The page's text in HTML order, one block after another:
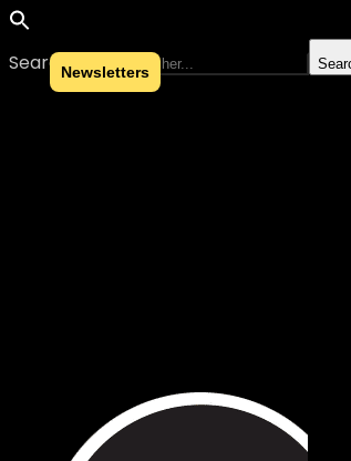
Search for:
Skip to content
Newsletters